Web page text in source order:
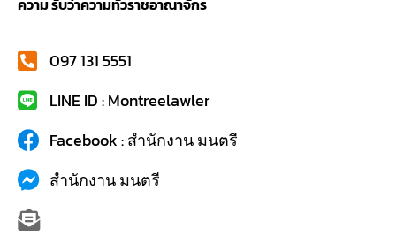
ความ รับว่าความทั่วราชอาณาจักร
097 131 5551
LINE ID : Montreelawler
Facebook : สำนักงาน มนตรี
สำนักงาน มนตรี